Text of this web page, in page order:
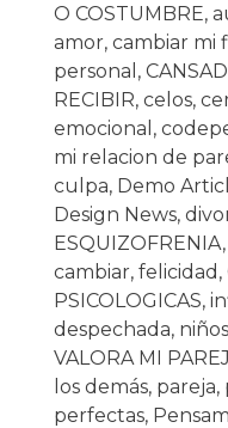
O COSTUMBRE,
amor, cambiar mi
personal ,
RECIBIR, celos,
emocional ,
mi relacion de
culpa, Demo
Design News,
ESQUIZOFRENIA,
cambiar, felicidad ,
PSICOLOGICAS,
despechada,
VALORA MI
los demás, pareja,
perfectas,